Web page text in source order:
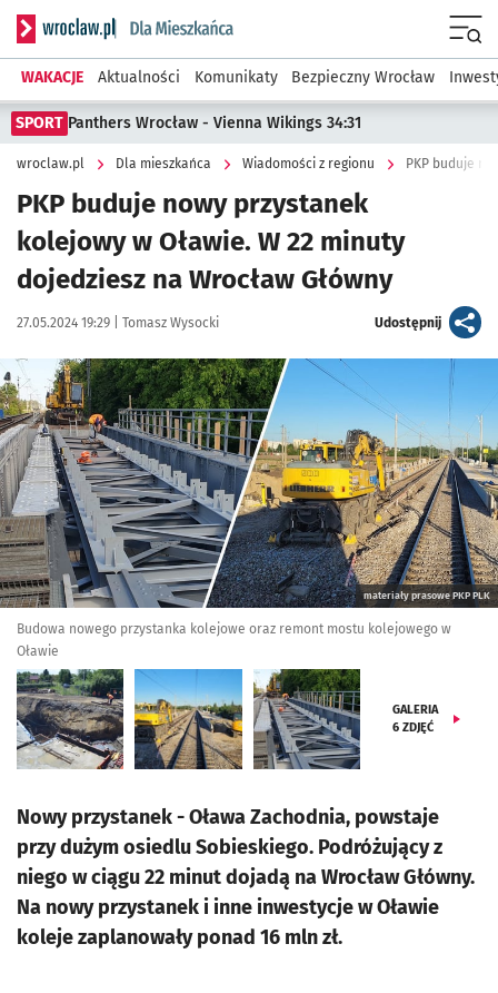
Serwis informacyjny wroclaw.pl podserwis: Dla mieszkańca
WAKACJE Aktualności Komunikaty Bezpieczny Wrocław
SPORT Panthers Wrocław - Vienna Wikings 34:31
wroclaw.pl Dla mieszkańca Wiadomości z regionu PKP buduje
PKP buduje nowy przystanek
kolejowy w Oławie. W 22 minuty
dojedziesz na Wrocław Główny
Data publikacji:
27.05.2024 19:29 | Autor:
Tomasz Wysocki Udostępnijartykuł
Kliknij, aby zobaczyć galerię
Kliknij, aby powiększyć
materiały prasowe PKP PLK
Budowa nowego przystanka kolejowe oraz remont mostu kolejowego w
Oławie
GALERIA
6 ZDJĘĆ
Nowy przystanek - Oława Zachodnia, powstaje
przy dużym osiedlu Sobieskiego. Podróżujący z
niego w ciągu 22 minut dojadą na Wrocław Główny.
Na nowy przystanek i inne inwestycje w Oławie
koleje zaplanowały ponad 16 mln zł.